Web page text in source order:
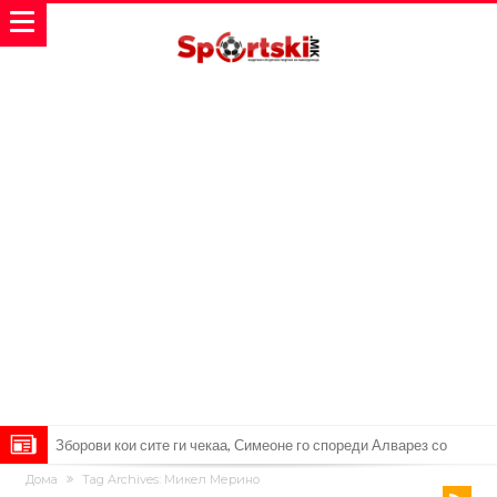
Зборови кои сите ги чекаа, Симеоне го спореди Алварез со
Гризман
Реал Мадрид ја прекинува потрагата по нов играч за врска
Дома Tag Archives: Микел Мерино